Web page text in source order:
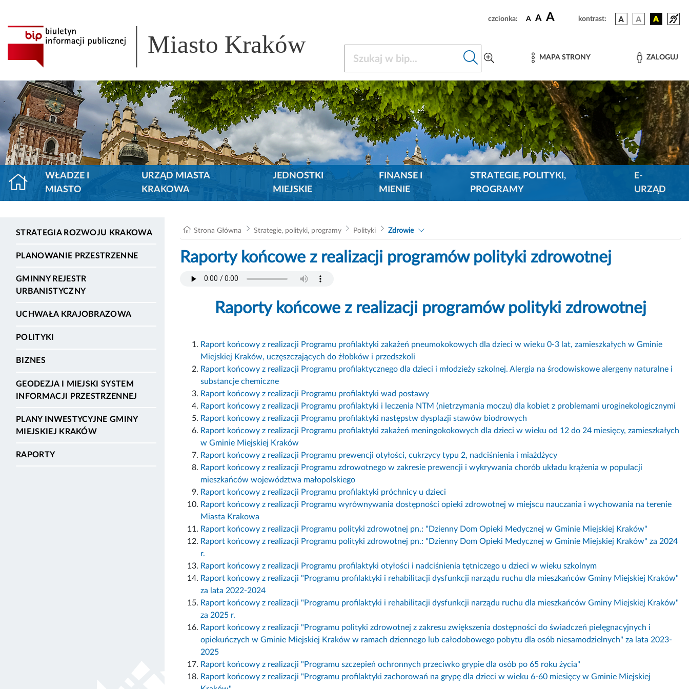
czcionka: A A A kontrast:
Miasto Kraków MAPA STRONY ZALOGUJ
WŁADZE I
MIASTO
URZĄD MIASTA
KRAKOWA
JEDNOSTKI
MIEJSKIE
FINANSE I
MIENIE
STRATEGIE, POLITYKI,
PROGRAMY
E-
URZĄD
STRATEGIA ROZWOJU KRAKOWA
PLANOWANIE PRZESTRZENNE
GMINNY REJESTR
URBANISTYCZNY
UCHWAŁA KRAJOBRAZOWA
POLITYKI
BIZNES
GEODEZJA I MIEJSKI SYSTEM
INFORMACJI PRZESTRZENNEJ
PLANY INWESTYCYJNE GMINY
MIEJSKIEJ KRAKÓW
RAPORTY
Strona Główna Strategie, polityki, programy Polityki Zdrowie
Raporty końcowe z realizacji programów polityki zdrowotnej
Raporty końcowe z realizacji programów polityki zdrowotnej
Raport końcowy z realizacji Programu profilaktyki zakażeń pneumokokowych dla dzieci w wieku 0-3 lat, zamieszkałych w Gminie
Miejskiej Kraków, uczęszczających do żłobków i przedszkoli
Raport końcowy z realizacji Programu profilaktycznego dla dzieci i młodzieży szkolnej. Alergia na środowiskowe alergeny naturalne i
substancje chemiczne
Raport końcowy z realizacji Programu profilaktyki wad postawy
Raport końcowy z realizacji Programu profilaktyki i leczenia NTM (nietrzymania moczu) dla kobiet z problemami uroginekologicznymi
Raport końcowy z realizacji Programu profilaktyki następstw dysplazji stawów biodrowych
Raport końcowy z realizacji Programu profilaktyki zakażeń meningokokowych dla dzieci w wieku od 12 do 24 miesięcy, zamieszkałych
w Gminie Miejskiej Kraków
Raport końcowy z realizacji Programu prewencji otyłości, cukrzycy typu 2, nadciśnienia i miażdżycy
Raport końcowy z realizacji Programu zdrowotnego w zakresie prewencji i wykrywania chorób układu krążenia w populacji
mieszkańców województwa małopolskiego
Raport końcowy z realizacji Programu profilaktyki próchnicy u dzieci
Raport końcowy z realizacji Programu wyrównywania dostępności opieki zdrowotnej w miejscu nauczania i wychowania na terenie
Miasta Krakowa
Raport końcowy z realizacji Programu polityki zdrowotnej pn.: "Dzienny Dom Opieki Medycznej w Gminie Miejskiej Kraków"
Raport końcowy z realizacji Programu polityki zdrowotnej pn.: "Dzienny Dom Opieki Medycznej w Gminie Miejskiej Kraków" za 2024
r.
Raport końcowy z realizacji Programu profilaktyki otyłości i nadciśnienia tętniczego u dzieci w wieku szkolnym
Raport końcowy z realizacji "Programu profilaktyki i rehabilitacji dysfunkcji narządu ruchu dla mieszkańców Gminy Miejskiej Kraków"
za lata 2022-2024
Raport końcowy z realizacji "Programu profilaktyki i rehabilitacji dysfunkcji narządu ruchu dla mieszkańców Gminy Miejskiej Kraków"
za 2025 r.
Raport końcowy z realizacji "Programu polityki zdrowotnej z zakresu zwiększenia dostępności do świadczeń pielęgnacyjnych i
opiekuńczych w Gminie Miejskiej Kraków w ramach dziennego lub całodobowego pobytu dla osób niesamodzielnych" za lata 2023-
2025
Raport końcowy z realizacji "Programu szczepień ochronnych przeciwko grypie dla osób po 65 roku życia"
Raport końcowy z realizacji "Programu profilaktyki zachorowań na grypę dla dzieci w wieku 6-60 miesięcy w Gminie Miejskiej